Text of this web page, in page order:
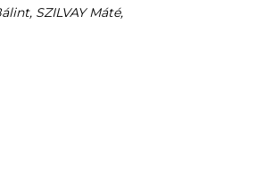
SZILVAY Máté,